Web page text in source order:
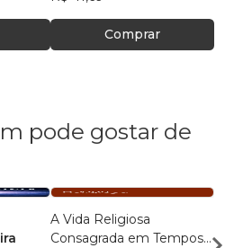
Comprar
pode gostar de
A Vida Religiosa
Consagrada em Tempos